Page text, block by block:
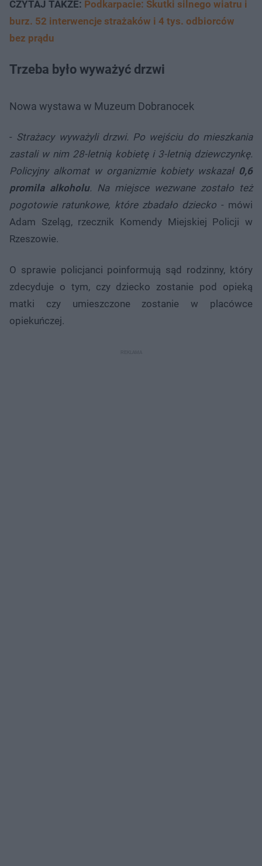
CZYTAJ TAKŻE: Podkarpacie: Skutki silnego wiatru i
burz. 52 interwencje strażaków i 4 tys. odbiorców
bez prądu
Trzeba było wyważyć drzwi
Nowa wystawa w Muzeum Dobranocek
- Strażacy wyważyli drzwi. Po wejściu do mieszkania
zastali w nim 28-letnią kobietę i 3-letnią dziewczynkę.
Policyjny alkomat w organizmie kobiety wskazał 0,6
promila alkoholu. Na miejsce wezwane zostało też
pogotowie ratunkowe, które zbadało dziecko - mówi
Adam Szeląg, rzecznik Komendy Miejskiej Policji w
Rzeszowie.
O sprawie policjanci poinformują sąd rodzinny, który
zdecyduje o tym, czy dziecko zostanie pod opieką
matki czy umieszczone zostanie w placówce
opiekuńczej.